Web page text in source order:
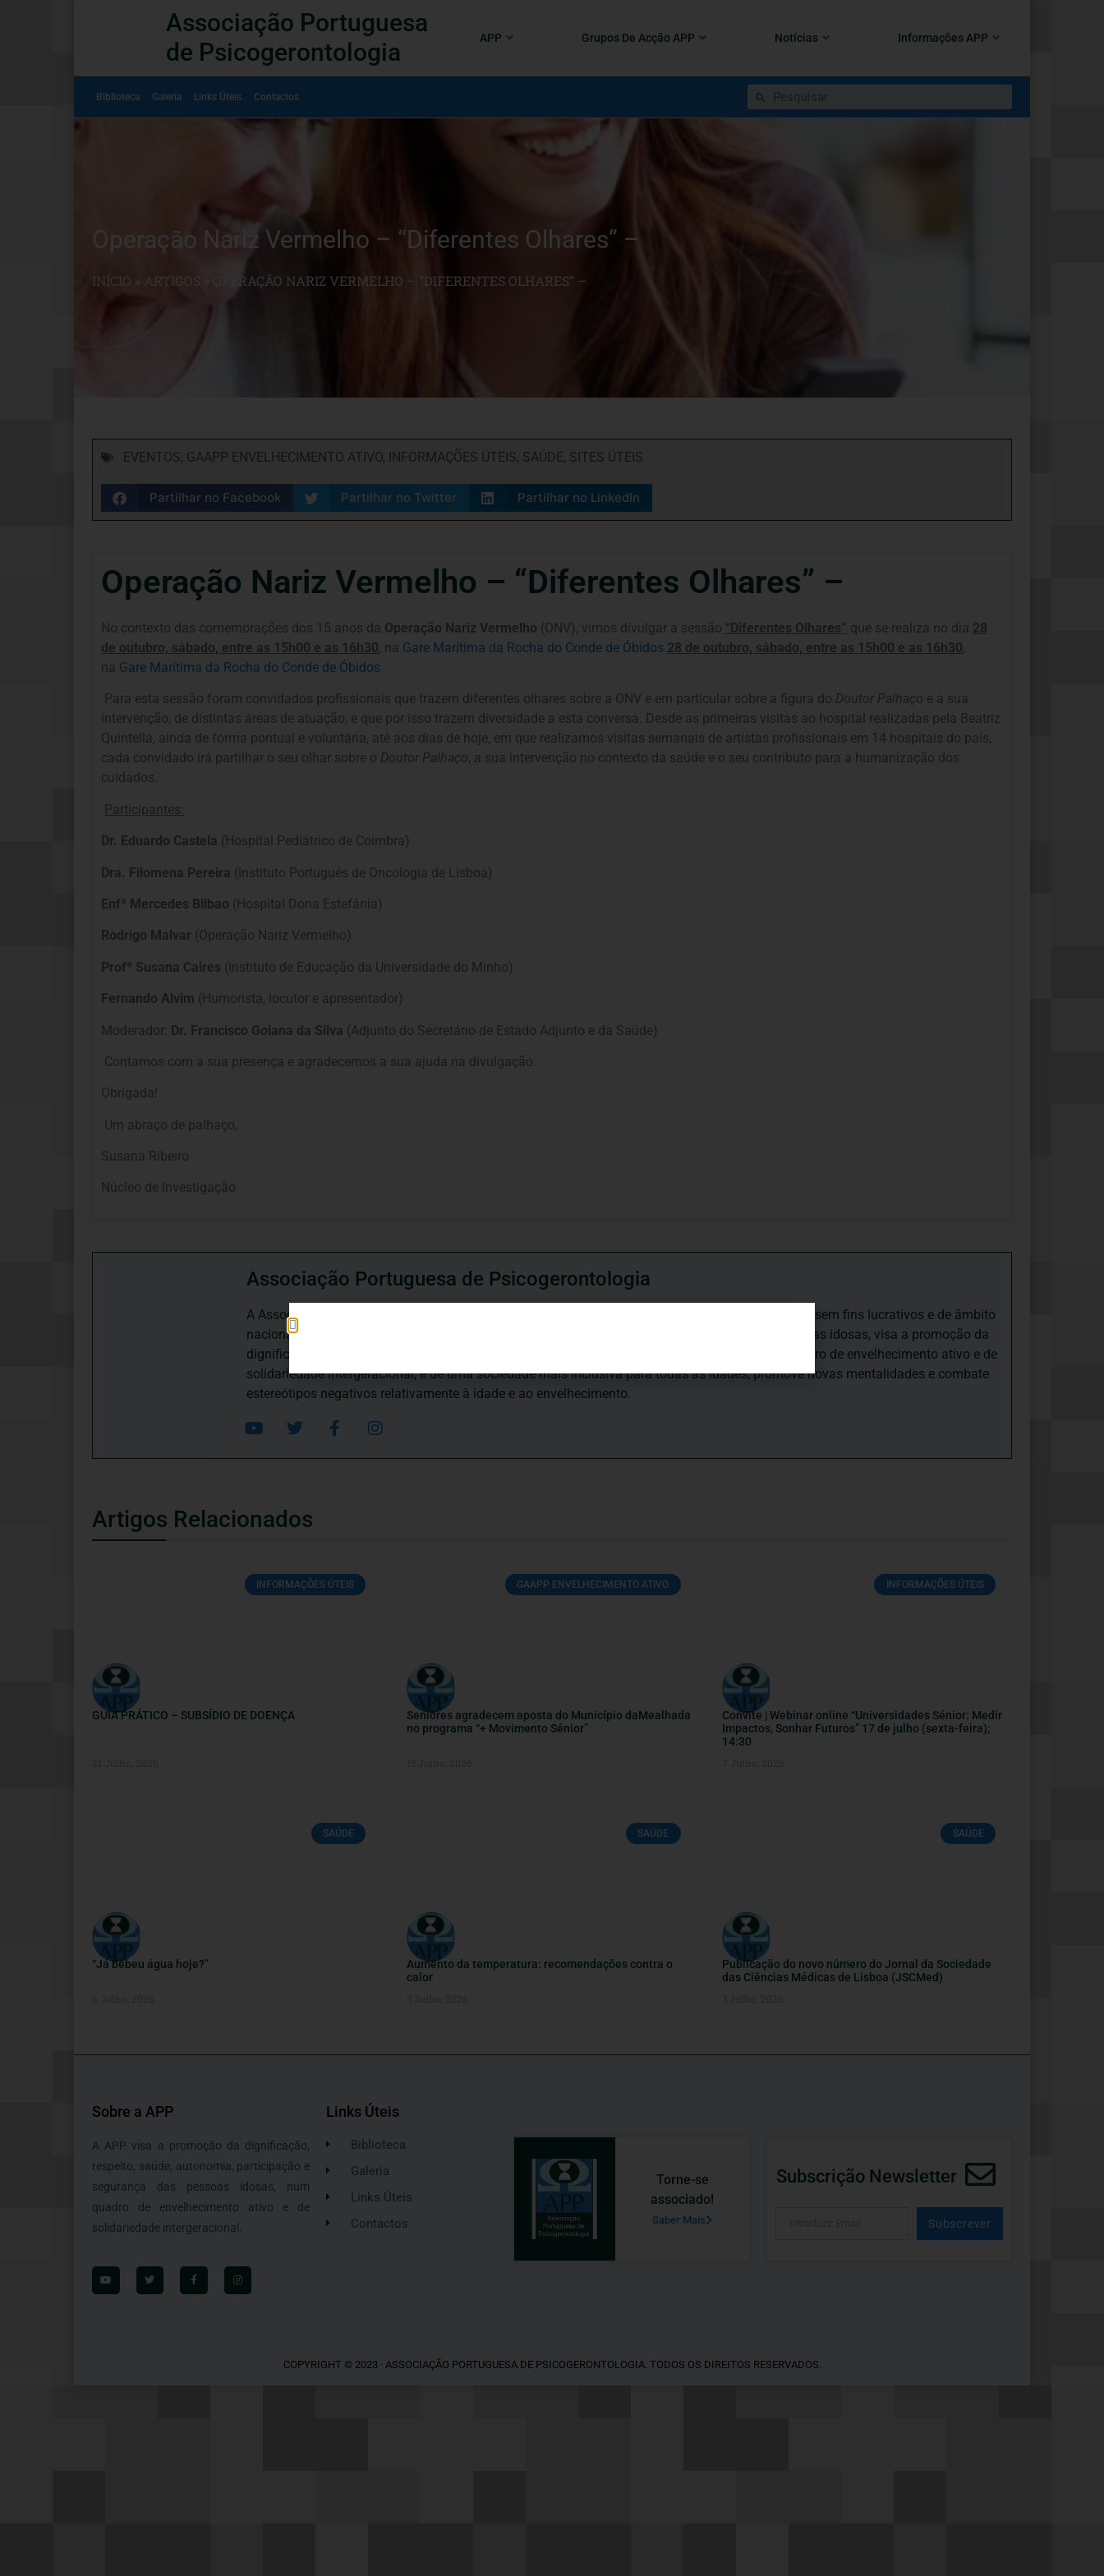
Associação Portuguesa
de Psicogerontologia
APP Grupos De Acção APP Notícias Informações APP
Biblioteca Galeria Links Úteis Contactos
Operação Nariz Vermelho – “Diferentes Olhares” –
INÍCIO » ARTIGOS OPERAÇÃO NARIZ VERMELHO – “DIFERENTES OLHARES” –
EVENTOS, GAAPP ENVELHECIMENTO ATIVO, INFORMAÇÕES ÚTEIS, SAÚDE, SITES ÚTEIS
Partilhar no Facebook Partilhar no Twitter Partilhar no LinkedIn
Operação Nariz Vermelho – “Diferentes Olhares” –
No contexto das comemorações dos 15 anos da Operação Nariz Vermelho (ONV), vimos divulgar a sessão “Diferentes Olhares” que se realiza no dia 28
de outubro, sábado, entre as 15h00 e as 16h30, na Gare Marítima da Rocha do Conde de Óbidos 28 de outubro, sábado, entre as 15h00 e as 16h30,
na Gare Marítima da Rocha do Conde de Óbidos
Para esta sessão foram convidados profissionais que trazem diferentes olhares sobre a ONV e em particular sobre a figura do Doutor Palhaço e a sua
intervenção, de distintas áreas de atuação, e que por isso trazem diversidade a esta conversa. Desde as primeiras visitas ao hospital realizadas pela Beatriz
Quintella, ainda de forma pontual e voluntária, até aos dias de hoje, em que realizamos visitas semanais de artistas profissionais em 14 hospitais do país,
cada convidado irá partilhar o seu olhar sobre o Doutor Palhaço, a sua intervenção no contexto da saúde e o seu contributo para a humanização dos
cuidados.
Participantes:
Dr. Eduardo Castela (Hospital Pediátrico de Coimbra)
Dra. Filomena Pereira (Instituto Português de Oncologia de Lisboa)
Enfª Mercedes Bilbao (Hospital Dona Estefânia)
Rodrigo Malvar (Operação Nariz Vermelho)
Profª Susana Caires (Instituto de Educação da Universidade do Minho)
Fernando Alvim (Humorista, locutor e apresentador)
Moderador: Dr. Francisco Goiana da Silva (Adjunto do Secretário de Estado Adjunto e da Saúde)
Contamos com a sua presença e agradecemos a sua ajuda na divulgação.
Obrigada!
Um abraço de palhaço,
Susana Ribeiro
Núcleo de Investigação
Associação Portuguesa de Psicogerontologia
A Associação Portuguesa de Psicogerontologia-APP, Instituição Particular de Solidariedade Social sem fins lucrativos e de âmbito
nacional, dedica-se às questões biopsicológicas e sociais inerentes ao envelhecimento e às pessoas idosas, visa a promoção da
dignificação, respeito, saúde, autonomia, participação e segurança das pessoas idosas, num quadro de envelhecimento ativo e de
solidariedade intergeracional, e de uma sociedade mais inclusiva para todas as idades, promove novas mentalidades e combate
estereótipos negativos relativamente à idade e ao envelhecimento.
Artigos Relacionados
INFORMAÇÕES ÚTEIS
GUIA PRÁTICO – SUBSÍDIO DE DOENÇA
GAAPP ENVELHECIMENTO ATIVO
Seniores agradecem aposta do Município daMealhada
no programa “+ Movimento Sénior”
INFORMAÇÕES ÚTEIS
Convite | Webinar online “Universidades Sénior: Medir
Impactos, Sonhar Futuros” 17 de julho (sexta-feira);
14:30
SAÚDE
“Já bebeu água hoje?”
SAÚDE
Aumento da temperatura: recomendações contra o
calor
SAÚDE
Publicação do novo número do Jornal da Sociedade
das Ciências Médicas de Lisboa (JSCMed)
Sobre a APP
A APP visa a promoção da dignificação,
respeito, saúde, autonomia, participação e
segurança das pessoas idosas, num
quadro de envelhecimento ativo e de
solidariedade intergeracional.
Links Úteis
Biblioteca
Galeria
Links Úteis
Contactos
Torne-se
associado!
Saber Mais
Subscrição Newsletter
Subscrever
COPYRIGHT © 2023 · ASSOCIAÇÃO PORTUGUESA DE PSICOGERONTOLOGIA. TODOS OS DIREITOS RESERVADOS.